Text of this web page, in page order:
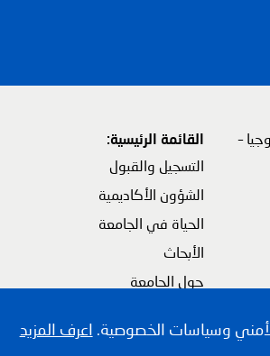
–
القائمة الرئيسية:
القائمة الرئيسية
التسجيل والقبول
الشؤون الأكاديمية
الحياة في الجامعة
الأبحاث
حول الجامعة
وسياسات الخصوصية. اعرف المزيد